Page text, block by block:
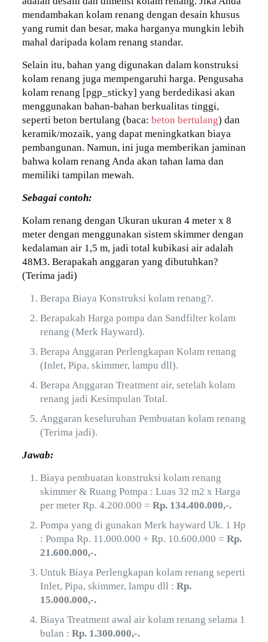
mendambakan kolam renang dengan desain khusus
yang rumit dan besar, maka harganya mungkin lebih
mahal daripada kolam renang standar.
Selain itu, bahan yang digunakan dalam konstruksi
kolam renang juga mempengaruhi harga. Pengusaha
kolam renang [pgp_sticky] yang berdedikasi akan
menggunakan bahan-bahan berkualitas tinggi,
seperti beton bertulang (baca: beton bertulang) dan
keramik/mozaik, yang dapat meningkatkan biaya
pembangunan. Namun, ini juga memberikan jaminan
bahwa kolam renang Anda akan tahan lama dan
memiliki tampilan mewah.
Sebagai contoh:
Kolam renang dengan Ukuran ukuran 4 meter x 8
meter dengan menggunakan sistem skimmer dengan
kedalaman air 1,5 m, jadi total kubikasi air adalah
48M3. Berapakah anggaran yang dibutuhkan?
(Terima jadi)
Berapa Biaya Konstruksi kolam renang?.
Berapakah Harga pompa dan Sandfilter kolam
renang (Merk Hayward).
Berapa Anggaran Perlengkapan Kolam renang
(Inlet, Pipa, skimmer, lampu dll).
Berapa Anggaran Treatment air, setelah kolam
renang jadi Kesimpulan Total.
Anggaran keseluruhan Pembuatan kolam renang
(Terima jadi).
Jawab:
Biaya pembuatan konstruksi kolam renang
skimmer & Ruang Pompa : Luas 32 m2 x Harga
per meter Rp. 4.200.000 = Rp. 134.400.000,-.
Pompa yang di gunakan Merk hayward Uk. 1 Hp
: Pompa Rp. 11.000.000 + Rp. 10.600.000 = Rp.
21.600.000,-.
Untuk Biaya Perlengkapan kolam renang seperti
Inlet, Pipa, skimmer, lampu dll : Rp.
15.000.000,-.
Biaya Treatment awal air kolam renang selama 1
bulan : Rp. 1.300.000,-.